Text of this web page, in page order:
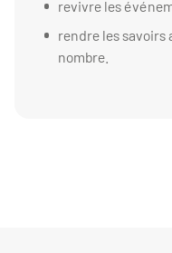
revivre les
rendre les savoirs
nombre.